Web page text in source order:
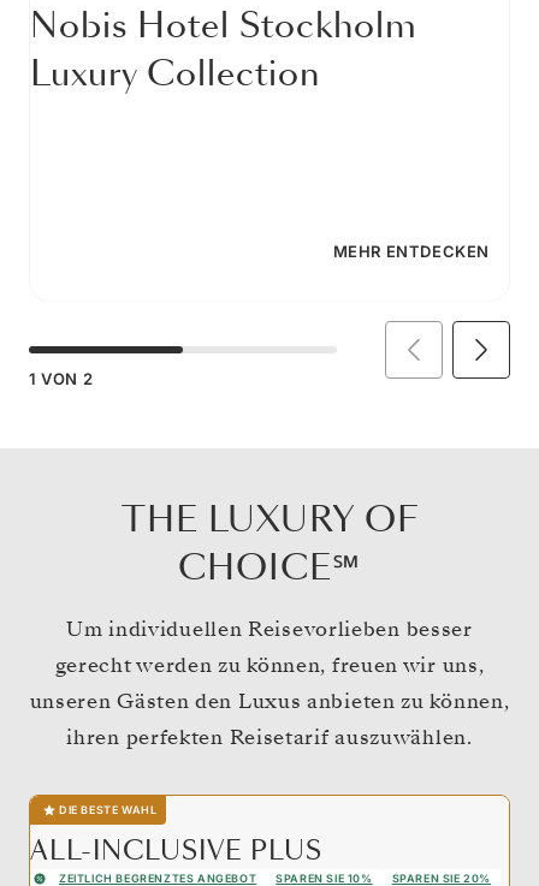
Nobis Hotel Stockholm
Luxury Collection
MEHR ENTDECKEN
1 VON 2
THE LUXURY OF
CHOICE℠
Um individuellen Reisevorlieben besser
gerecht werden zu können, freuen wir uns,
unseren Gästen den Luxus anbieten zu können,
ihren perfekten Reisetarif auszuwählen.
DIE BESTE WAHL
ALL-INCLUSIVE PLUS
ZEITLICH BEGRENZTES ANGEBOT SPAREN SIE 10% SPAREN SIE 20%